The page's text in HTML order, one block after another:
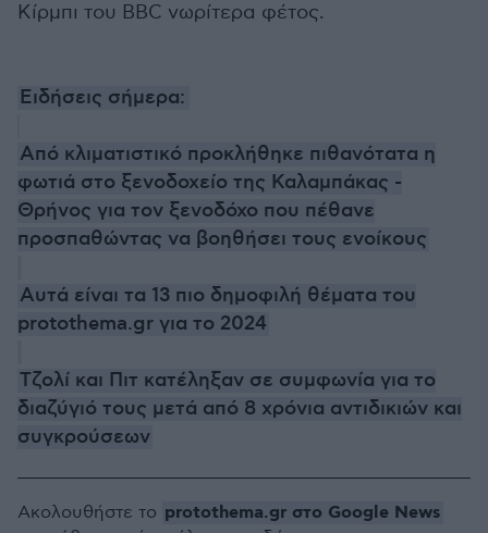
Κίρμπι του BBC νωρίτερα φέτος.
Ειδήσεις σήμερα:
Από κλιματιστικό προκλήθηκε πιθανότατα η
φωτιά στο ξενοδοχείο της Καλαμπάκας -
Θρήνος για τον ξενοδόχο που πέθανε
προσπαθώντας να βοηθήσει τους ενοίκους
Αυτά είναι τα 13 πιο δημοφιλή θέματα του
protothema.gr για το 2024
Τζολί και Πιτ κατέληξαν σε συμφωνία για το
διαζύγιό τους μετά από 8 χρόνια αντιδικιών και
συγκρούσεων
Ακολουθήστε το protothema.gr στο Google News